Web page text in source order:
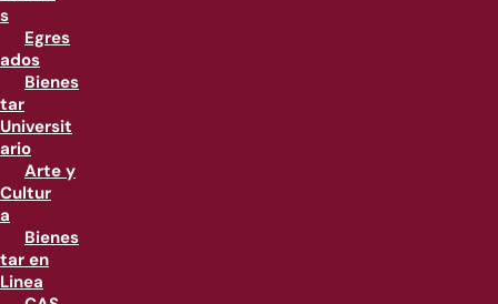
s
Egres
ados
Bienes
tar
Universit
ario
Arte y
Cultur
a
Bienes
tar en
Linea